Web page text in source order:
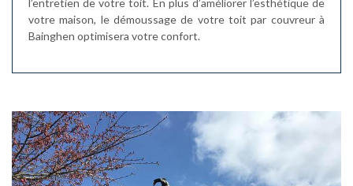
votre maison, le démoussage de votre toit par couvreur à
Bainghen optimisera votre confort.